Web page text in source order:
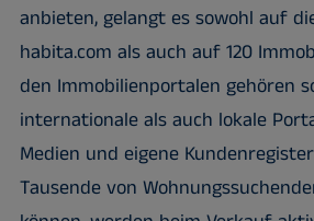
anbieten, gelangt es sowohl auf
habita.com als auch auf 120
den Immobilienportalen gehören
internationale als auch lokale
Medien und eigene
Tausende von